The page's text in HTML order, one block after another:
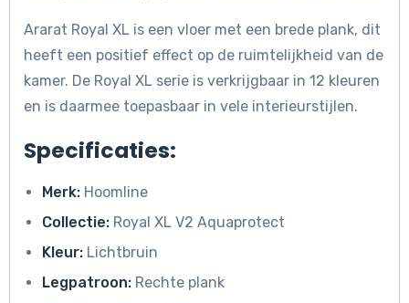
Ararat Royal XL is een vloer met een brede plank, dit
heeft een positief effect op de ruimtelijkheid van de
kamer. De Royal XL serie is verkrijgbaar in 12 kleuren
en is daarmee toepasbaar in vele interieurstijlen.
Specificaties:
Merk: Hoomline
Collectie: Royal XL V2 Aquaprotect
Kleur: Lichtbruin
Legpatroon: Rechte plank